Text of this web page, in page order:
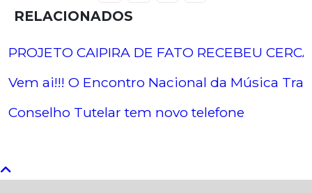
RELACIONADOS
PROJETO CAIPIRA DE FATO RECEBEU
Vem ai!!! O Encontro Nacional da Música
Conselho Tutelar tem novo telefone